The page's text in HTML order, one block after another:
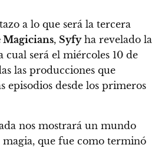
a lo que será la tercera
Magicians, Syfyha revelado la
cual será el miércoles 10 de
las producciones que
episodios desde los primeros
nos mostrará un mundo
magia, que fue como terminó